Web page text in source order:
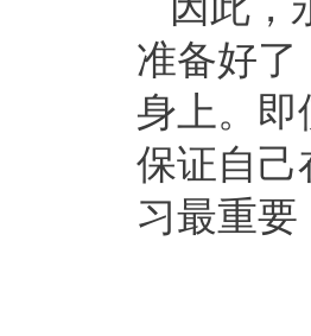
准备好了
身上。即
保证自己
习最重